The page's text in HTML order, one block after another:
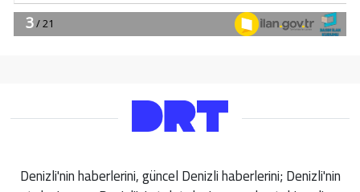
Denizli'nin haberlerini, güncel Denizli haberlerini; Denizli'nin